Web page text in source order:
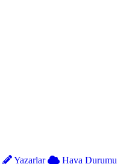
Yazarlar Hava Durumu